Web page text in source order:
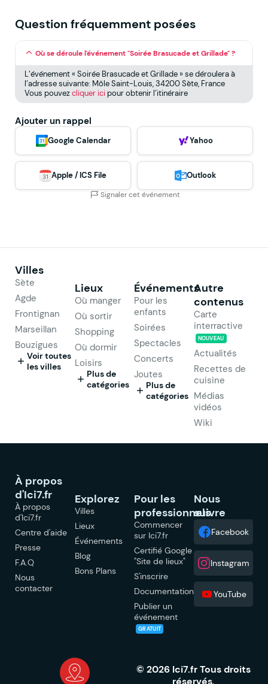
Question fréquemment posées
Où se déroule l'événement "Soirée Brasucade et Grillade" ?
L’événement « Soirée Brasucade et Grillade » se déroulera à
l’adresse suivante: Môle Saint-Louis, 34200 Sète, France
Vous pouvezcliquer icipour obtenir l’itinéraire
Ajouter un rappel
Google Calendar Yahoo
Apple / ICS File Outlook
Signaler cet événement
Villes
Sète
Agde
Frontignan
Marseillan
Bouzigues
Voir toutes
les villes
Lieux
Où manger
Où sortir
Shopping
Où dormir
Loisirs
Plus de
catégories
Événements
Pour les
enfants
Soirées
Spectacles
Concerts
Joutes
Plus de
catégories
Autre
contenus
Carte
interractive
NOUVEAU
Actualités
Recettes de
cuisine
Médias
vidéos
Wiki
À propos
d'Ici7.fr
À propos
d'Ici7.fr
Centre d'aide
Presse
F.A.Q
Nous
contacter
Explorez
Villes
Lieux
Événements
Blog
Bons Plans
Pour les
professionnels
Commencer
sur Ici7.fr
Certifié Google
"Site de lieux"
S'inscrire
Documentation
Publier un
événement
GRATUIT
Nous
suivre
Facebook
Instagram
YouTube
© 2026 Ici7.fr Tous droits
réservés.